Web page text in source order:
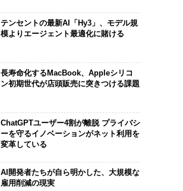
テンセントの最新AI「Hy3」、モデル規
模よりエージェント最適化に賭ける
長寿命化するMacBook、Appleシリコ
ン初期世代が店頭販売に突きつける課題
ChatGPTユーザー4割が離脱 プライバシ
ーを守るイノベーションがネット利用を
変革している
AI開発者たちが自ら明かした、大規模な
雇用削減の現実